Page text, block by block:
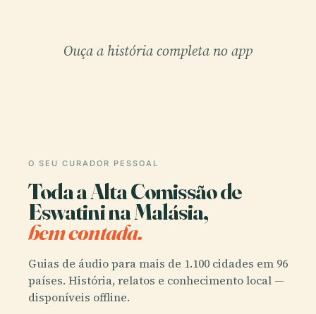
Ouça a história completa no app
O SEU CURADOR PESSOAL
Toda a Alta Comissão de
Eswatini na Malásia,
bem contada.
Guias de áudio para mais de 1.100 cidades em 96
países. História, relatos e conhecimento local —
disponíveis offline.